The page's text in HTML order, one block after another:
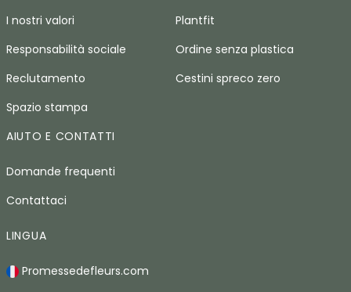
I nostri valori
Responsabilità sociale
Reclutamento
Spazio stampa
Plantfit
Ordine senza plastica
Cestini spreco zero
AIUTO E CONTATTI
Domande frequenti
Contattaci
LINGUA
Promessedefleurs.com